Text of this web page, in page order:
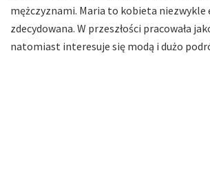
mężczyznami. Maria to kobieta niezwykle
zdecydowana. W przeszłości pracowała
natomiast interesuje się modą i dużo